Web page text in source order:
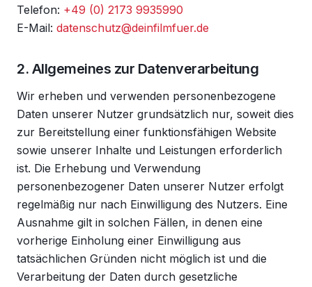
Telefon: +49 (0) 2173 9935990
E-Mail: datenschutz@deinfilmfuer.de
2. Allgemeines zur Datenverarbeitung
Wir erheben und verwenden personenbezogene
Daten unserer Nutzer grundsätzlich nur, soweit dies
zur Bereitstellung einer funktionsfähigen Website
sowie unserer Inhalte und Leistungen erforderlich
ist. Die Erhebung und Verwendung
personenbezogener Daten unserer Nutzer erfolgt
regelmäßig nur nach Einwilligung des Nutzers. Eine
Ausnahme gilt in solchen Fällen, in denen eine
vorherige Einholung einer Einwilligung aus
tatsächlichen Gründen nicht möglich ist und die
Verarbeitung der Daten durch gesetzliche